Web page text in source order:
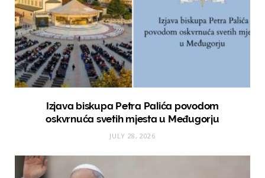
Izjava biskupa Petra Palića povodom
oskvrnuća svetih mjesta u Međugorju
JULY 28, 2026